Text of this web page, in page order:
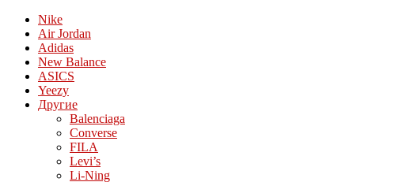
Nike
Air Jordan
Adidas
New Balance
ASICS
Yeezy
Другие
Balenciaga
Converse
FILA
Levi’s
Li-Ning